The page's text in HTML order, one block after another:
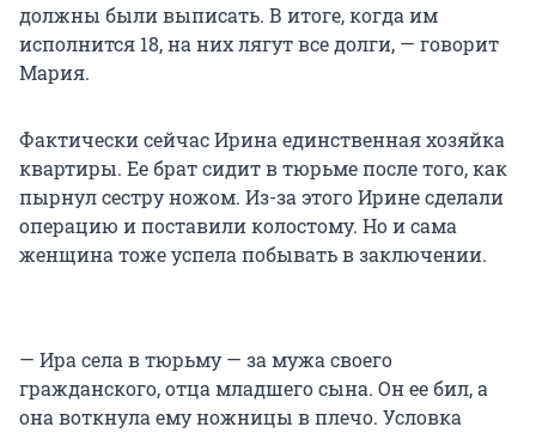
должны были выписать. В итоге, когда им
исполнится 18, на них лягут все долги, — говорит
Мария.
Фактически сейчас Ирина единственная хозяйка
квартиры. Ее брат сидит в тюрьме после того, как
пырнул сестру ножом. Из-за этого Ирине сделали
операцию и поставили колостому. Но и сама
женщина тоже успела побывать в заключении.
— Ира села в тюрьму — за мужа своего
гражданского, отца младшего сына. Он ее бил, а
она воткнула ему ножницы в плечо. Условка